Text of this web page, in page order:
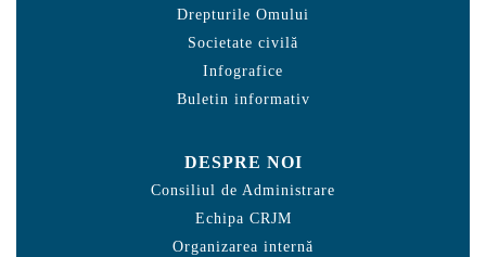
Drepturile Omului
Societate civilă
Infografice
Buletin informativ
DESPRE NOI
Consiliul de Administrare
Echipa CRJM
Organizarea internă